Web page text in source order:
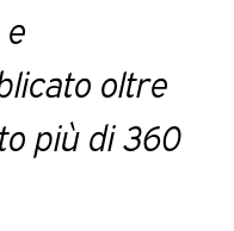
oltre
più di 360